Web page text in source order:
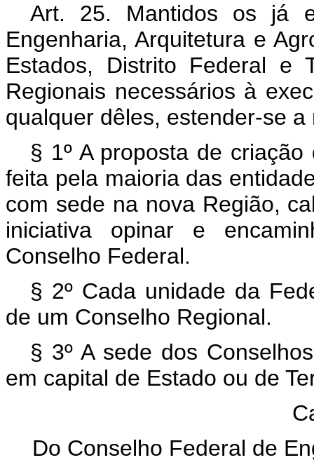
Art. 25. Mantidos os já
Engenharia, Arquitetura e
Estados, Distrito Federal e
Regionais necessários à
qualquer dêles, estender-se
§ 1º A proposta de
feita pela maioria das
com sede na nova Região,
iniciativa opinar e
Conselho Federal.
§ 2º Cada unidade da
de um Conselho Regional.
§ 3º A sede dos
em capital de Estado ou de
Do Conselho Federal de